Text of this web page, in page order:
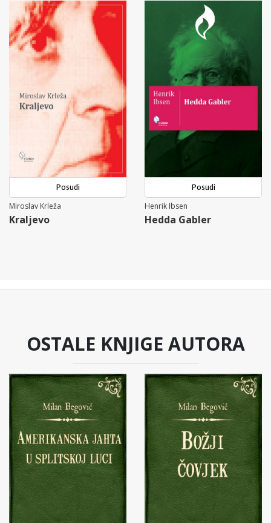
Posudi
Miroslav Krleža
Kraljevo
Posudi
Henrik Ibsen
Hedda Gabler
OSTALE KNJIGE AUTORA